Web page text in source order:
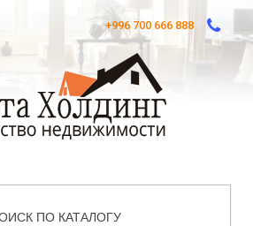
+996 700 666 888
ПО КАТАЛОГУ